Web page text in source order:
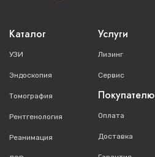
Каталог
УЗИ
Эндоскопия
Томография
Рентгенология
Реанимация
Услуги
Лизинг
Сервис
Покупателю
Оплата
Доставка